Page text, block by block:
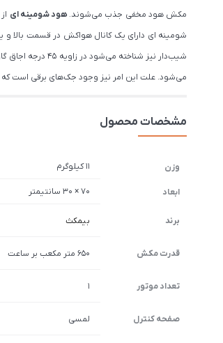
مکش هود مخفی جذب می‌شوند.هود شومینه ای
شومینه ای دارای یک کانال هواکش در قسمت بالا
شیب‌دار نیز
می‌شود. علت این امر نیز وجود جک‌های برقی است که
مشخصات محصول
وزن 11 کیلوگرم
ابعاد 70 × 30 سانتیمتر
برند بیمکث
قدرت مکش 650 متر مکعب بر ساعت
تعداد موتور 1
صفحه کنترل لمسی